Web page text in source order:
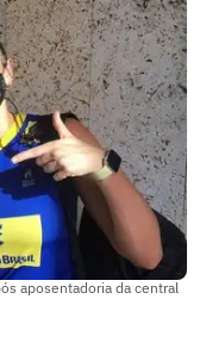
aposentadoria da central